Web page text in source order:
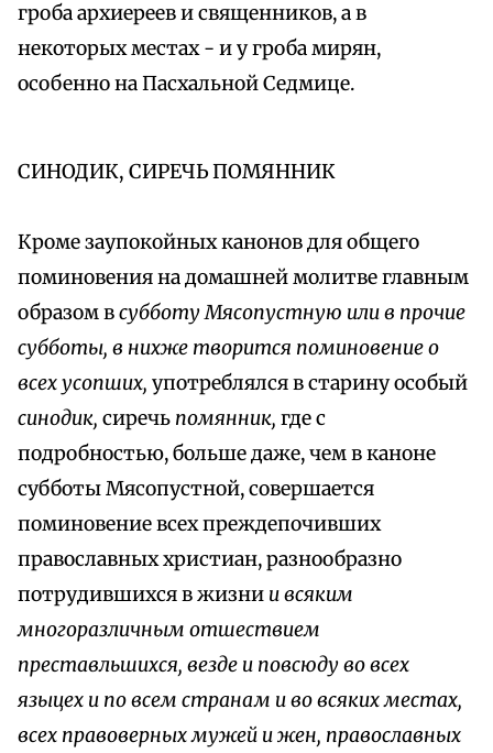
гроба архиереев и священников, а в
некоторых местах - и у гроба мирян,
особенно на Пасхальной Седмице.
СИНОДИК, СИРЕЧЬ ПОМЯННИК
Кроме заупокойных канонов для общего
поминовения на домашней молитве главным
образом всубботу Мясопустную или в прочие
субботы, в нихже творится поминовение о
всех усопших, употреблялся в старину особый
синодик, сиречь помянник, где с
подробностью, больше даже, чем в каноне
субботы Мясопустной, совершается
поминовение всех преждепочивших
православных христиан, разнообразно
потрудившихся в жизни и всяким
многоразличным отшествием
преставльшихся, везде и повсюду во всех
языцех и по всем странам и во всяких местах,
всех правоверных мужей и жен, православных